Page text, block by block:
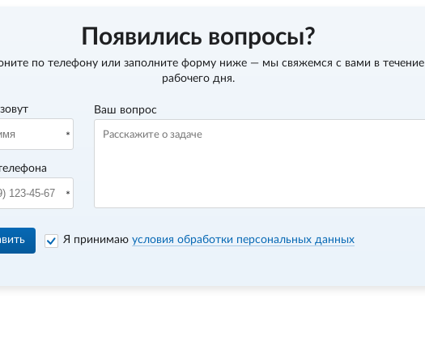
Появились вопросы?
по телефону или заполните форму ниже — мы свяжемся с вами в течение
рабочего дня.
Ваш вопрос
Я принимаю условия обработки персональных данных